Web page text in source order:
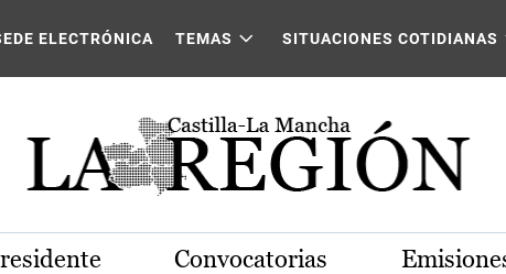
La Mancha
ELECTRÓNICA TEMAS SITUACIONES COTIDIANAS
Convocatorias